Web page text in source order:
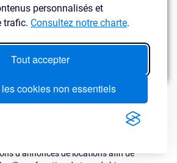
personnalisés et
trafic. Consultez notre charte.
Tout accepter
cookies non essentiels
d'acheter sous le prix du marché mais
que vous pouvez appliquer dans la
d’annonces de locations afin de